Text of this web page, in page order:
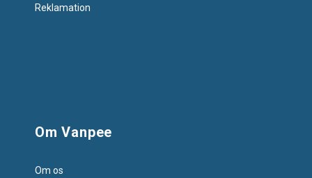
Reklamation
Om Vanpee
Om os